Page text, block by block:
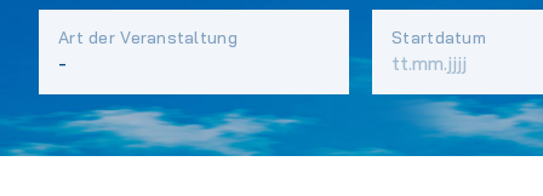
Vorhandene
Felder
Art der Veranstaltung Startdatum